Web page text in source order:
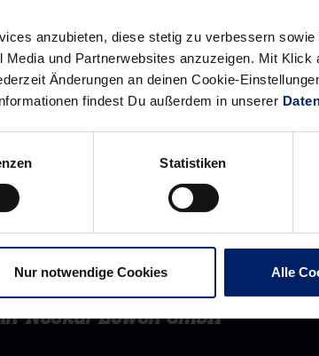
anzubieten, diese stetig zu verbessern
und Partnerwebsites anzuzeigen. Mit Klick
Änderungen an deinen Cookie-
findest Du außerdem in unserer
Statistiken
Nur notwendige Cookies Alle
Neckar Löwen GmbH